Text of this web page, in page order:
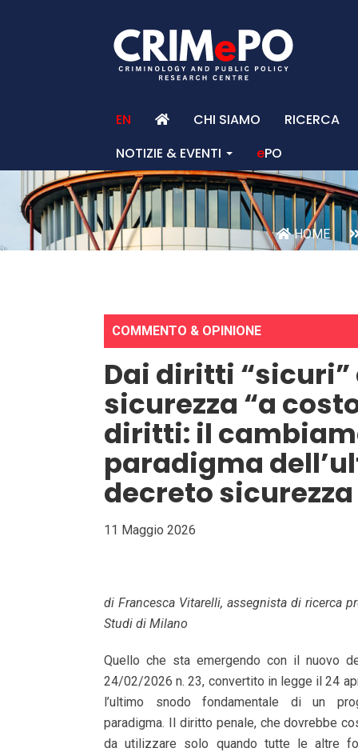
EN CHI SIAMO
RICERCA
NOTIZIE & EVENTI
ePO
HOME
COMMENTO & OPINIONE
Dai diritti “sicuri”
sicurezza “a
diritti: il
paradigma
decreto sicurezza
11 Maggio 2026
di Francesca Vitarelli, assegnista di ricerca
Studi di Milano
Quello che sta emergendo con il nuovo
24/02/2026 n. 23, convertito in legge il 24
l’ultimo snodo fondamentale di un
paradigma. Il diritto penale, che dovrebbe
da utilizzare solo quando tutte le altre